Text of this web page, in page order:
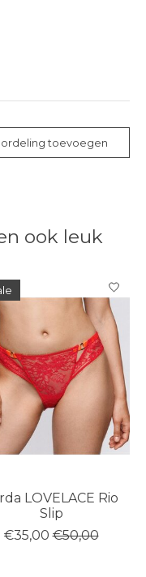
toevoegen
ook leuk
LOVELACE Rio
Slip
€35,00 €50,00